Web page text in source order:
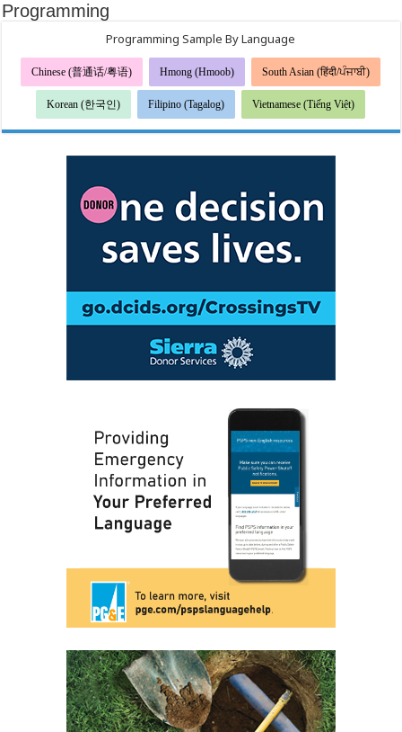
Programming
Programming Sample By Language
Chinese (普通话/粤语) Hmong (Hmoob) South Asian (हिंदी/ਪੰਜਾਬੀ)
Korean (한국인) Filipino (Tagalog) Vietnamese (Tiếng Việt)